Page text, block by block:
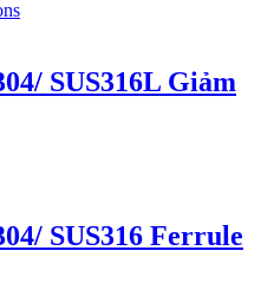
SUS316L Giảm
SUS316 Ferrule